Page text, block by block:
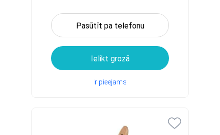
Pasūtīt pa telefonu
Ielikt grozā
Ir pieejams